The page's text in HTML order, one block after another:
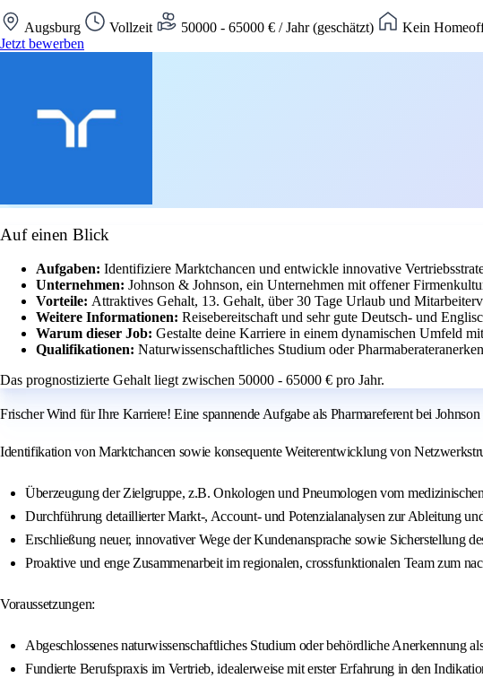
Augsburg Vollzeit 50000 - 65000 € / Jahr (geschätzt)
Kein
Jetzt bewerben
Auf einen Blick
Aufgaben: Identifiziere Marktchancen und entwickle innovative
Unternehmen: Johnson & Johnson, ein Unternehmen mit offener
Vorteile: Attraktives Gehalt, 13. Gehalt, über 30 Tage Urlaub und
Weitere Informationen: Reisebereitschaft und sehr gute Deutsch- und
Warum dieser Job: Gestalte deine Karriere in einem dynamischen Umfeld
Qualifikationen: Naturwissenschaftliches Studium oder
Das prognostizierte Gehalt liegt zwischen 50000 - 65000 € pro Jahr.
Frischer Wind für Ihre Karriere! Eine spannende Aufgabe als Pharmareferent bei
Identifikation von Marktchancen sowie konsequente Weiterentwicklung von
Überzeugung der Zielgruppe, z.B. Onkologen und Pneumologen vom
Durchführung detaillierter Markt-, Account- und Potenzialanalysen zur Ableitung
Erschließung neuer, innovativer Wege der Kundenansprache sowie Sicherstellung
Proaktive und enge Zusammenarbeit im regionalen, crossfunktionalen Team zum
Voraussetzungen:
Abgeschlossenes naturwissenschaftliches Studium oder behördliche Anerkennung
Fundierte Berufspraxis im Vertrieb, idealerweise mit erster Erfahrung in den